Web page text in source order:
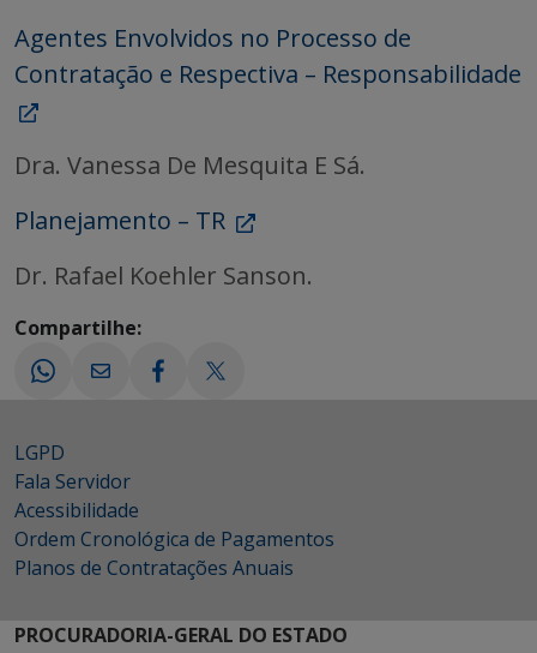
Agentes Envolvidos no Processo de
Contratação e Respectiva – Responsabilidade
Dra. Vanessa De Mesquita E Sá.
Planejamento – TR
Dr. Rafael Koehler Sanson.
Compartilhe:
LGPD
Fala Servidor
Acessibilidade
Ordem Cronológica de Pagamentos
Planos de Contratações Anuais
PROCURADORIA-GERAL DO ESTADO